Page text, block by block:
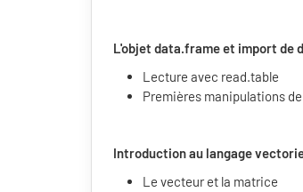
L'objet data.frame et import de
Lecture avec read.table
Premières manipulations
Introduction au langage
Le vecteur et la matrice